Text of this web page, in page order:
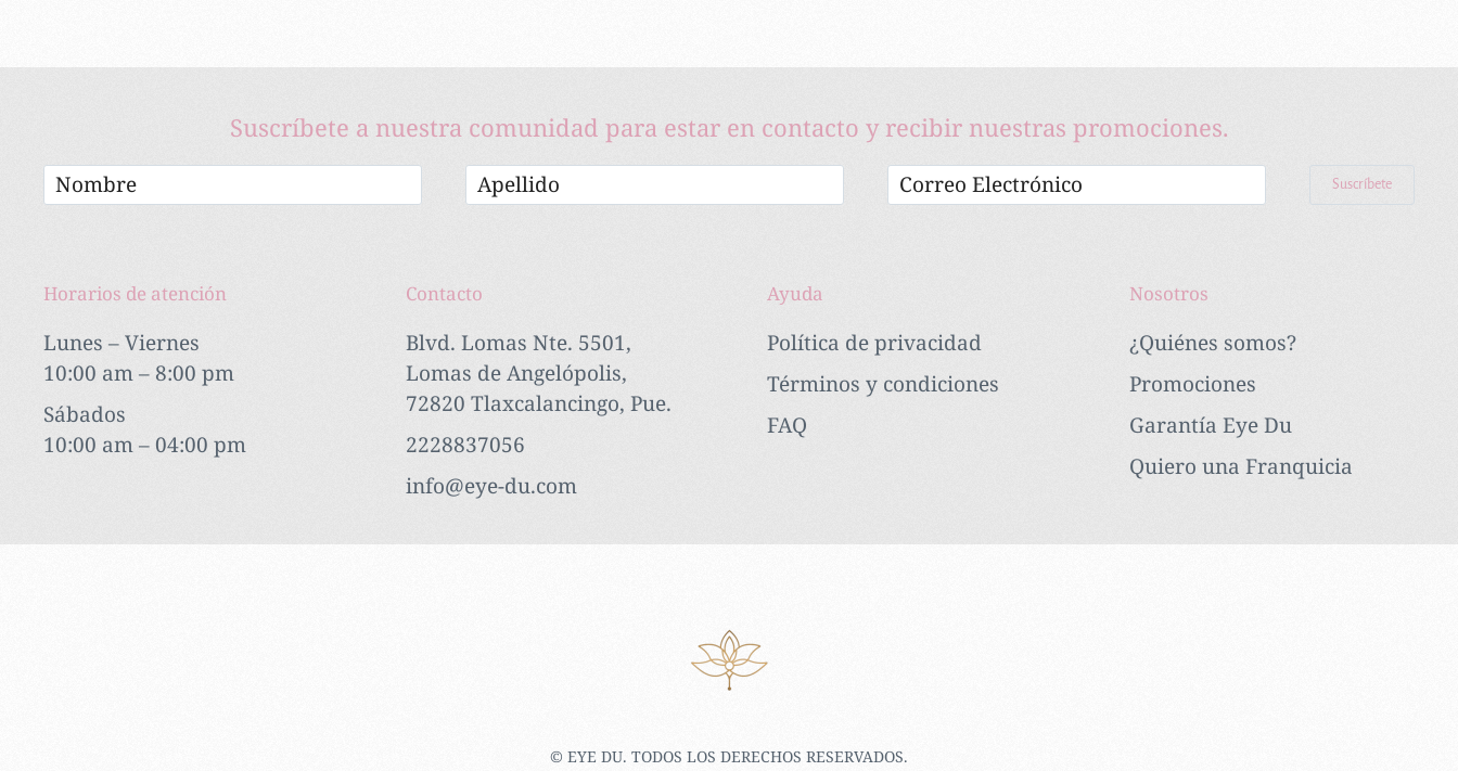
Suscríbete a nuestra comunidad para estar en contacto y recibir nuestras promociones.
Suscríbete
Horarios de atención
Lunes – Viernes
10:00 am – 8:00 pm
Sábados
10:00 am – 04:00 pm
Contacto
Blvd. Lomas Nte. 5501,
Lomas de Angelópolis,
72820 Tlaxcalancingo, Pue.
2228837056
info@eye-du.com
Ayuda
Política de privacidad
Términos y condiciones
FAQ
Nosotros
¿Quiénes somos?
Promociones
Garantía Eye Du
Quiero una Franquicia
© EYE DU. TODOS LOS DERECHOS RESERVADOS.